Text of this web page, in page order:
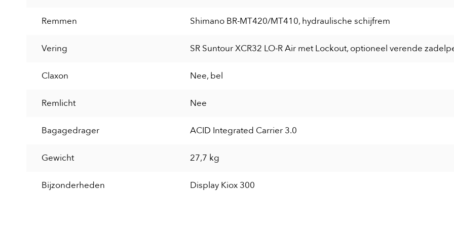
Remmen Shimano BR-MT420/MT410, hydraulische schijfrem
Vering SR Suntour XCR32 LO-R Air met Lockout, optioneel verende
Claxon Nee, bel
Remlicht Nee
Bagagedrager ACID Integrated Carrier 3.0
Gewicht 27,7 kg
Bijzonderheden Display Kiox 300